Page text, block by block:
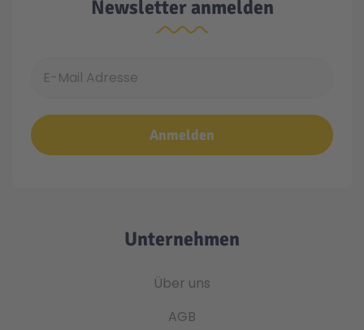
Newsletter anmelden
Anmelden
Unternehmen
Über uns
AGB